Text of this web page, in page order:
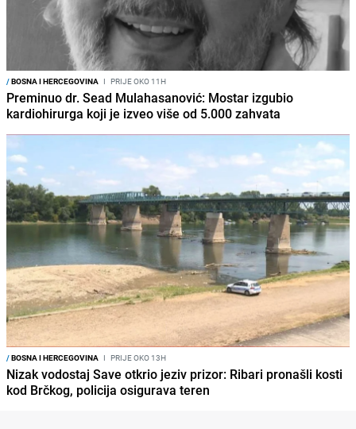
/BOSNA I HERCEGOVINA I PRIJE OKO 11H
Preminuo dr. Sead Mulahasanović: Mostar izgubio
kardiohirurga koji je izveo više od 5.000 zahvata
/BOSNA I HERCEGOVINA I PRIJE OKO 13H
Nizak vodostaj Save otkrio jeziv prizor: Ribari pronašli kosti
kod Brčkog, policija osigurava teren